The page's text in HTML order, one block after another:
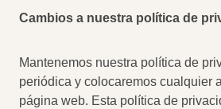
Cambios a nuestra política de
Mantenemos nuestra política de
periódica y colocaremos cualquier
página web. Esta política de